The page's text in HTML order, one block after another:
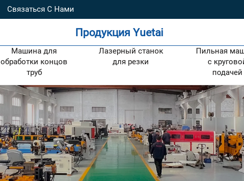
Связаться С Нами
Продукция Yuetai
Машина для
обработки концов
труб
Лазерный станок
для резки
Пильная
с
подачей